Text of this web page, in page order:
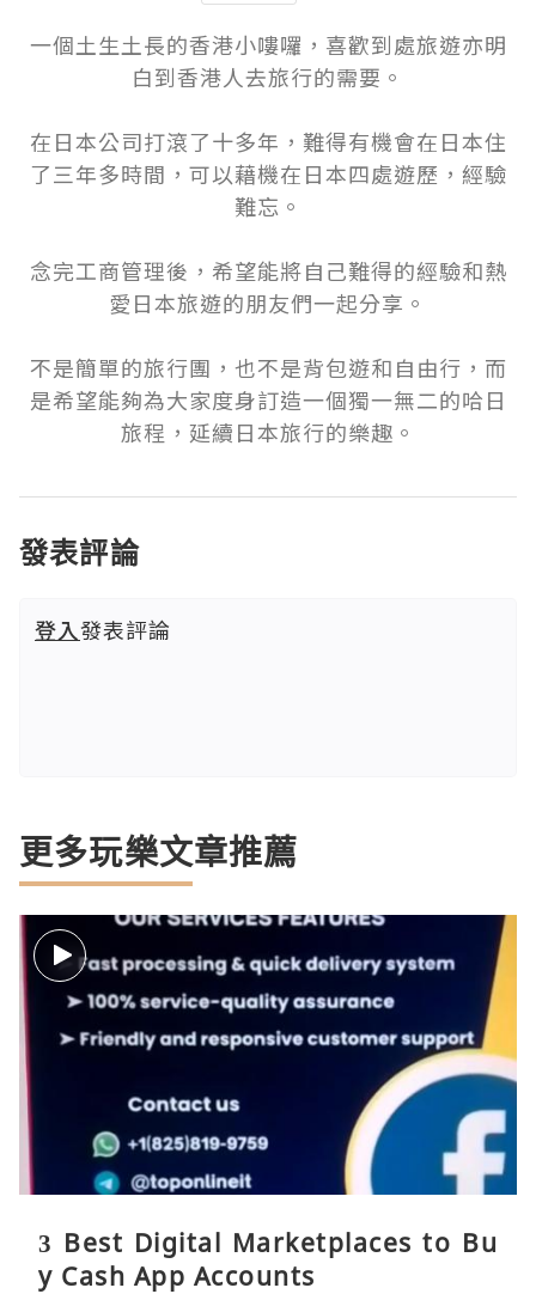
一個土生土長的香港小嘍囉，喜歡到處旅遊亦明
白到香港人去旅行的需要。
在日本公司打滾了十多年，難得有機會在日本住
了三年多時間，可以藉機在日本四處遊歷，經驗
難忘。
念完工商管理後，希望能將自己難得的經驗和熱
愛日本旅遊的朋友們一起分享。
不是簡單的旅行團，也不是背包遊和自由行，而
是希望能夠為大家度身訂造一個獨一無二的哈日
旅程，延續日本旅行的樂趣。
發表評論
登入發表評論
更多玩樂文章推薦
3 Best Digital Marketplaces to Bu
y Cash App Accounts